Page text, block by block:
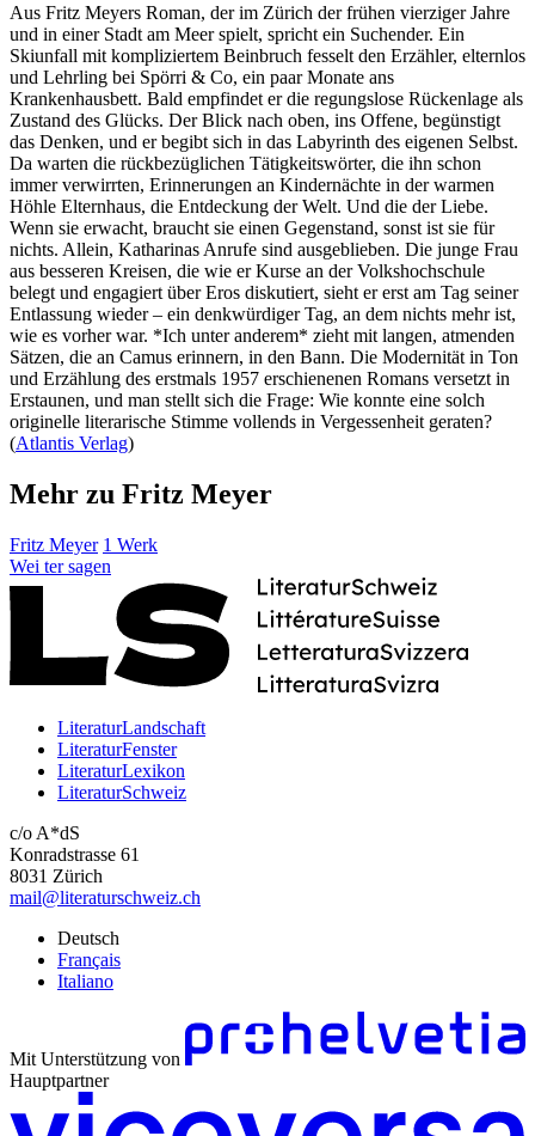
Aus Fritz Meyers Roman, der im Zürich der frühen vierziger Jahre
und in einer Stadt am Meer spielt, spricht ein Suchender. Ein
Skiunfall mit kompliziertem Beinbruch fesselt den Erzähler, elternlos
und Lehrling bei Spörri & Co, ein paar Monate ans
Krankenhausbett. Bald empfindet er die regungslose Rückenlage als
Zustand des Glücks. Der Blick nach oben, ins Offene, begünstigt
das Denken, und er begibt sich in das Labyrinth des eigenen Selbst.
Da warten die rückbezüglichen Tätigkeitswörter, die ihn schon
immer verwirrten, Erinnerungen an Kindernächte in der warmen
Höhle Elternhaus, die Entdeckung der Welt. Und die der Liebe.
Wenn sie erwacht, braucht sie einen Gegenstand, sonst ist sie für
nichts. Allein, Katharinas Anrufe sind ausgeblieben. Die junge Frau
aus besseren Kreisen, die wie er Kurse an der Volkshochschule
belegt und engagiert über Eros diskutiert, sieht er erst am Tag seiner
Entlassung wieder – ein denkwürdiger Tag, an dem nichts mehr ist,
wie es vorher war. *Ich unter anderem* zieht mit langen, atmenden
Sätzen, die an Camus erinnern, in den Bann. Die Modernität in Ton
und Erzählung des erstmals 1957 erschienenen Romans versetzt in
Erstaunen, und man stellt sich die Frage: Wie konnte eine solch
originelle literarische Stimme vollends in Vergessenheit geraten?
(Atlantis Verlag)
Mehr zu Fritz Meyer
Fritz Meyer 1 Werk
Wei ter sagen
LiteraturLandschaft
LiteraturFenster
LiteraturLexikon
LiteraturSchweiz
c/o A*dS
Konradstrasse 61
8031 Zürich
mail@literaturschweiz.ch
Deutsch
Français
Italiano
Mit Unterstützung von
Hauptpartner